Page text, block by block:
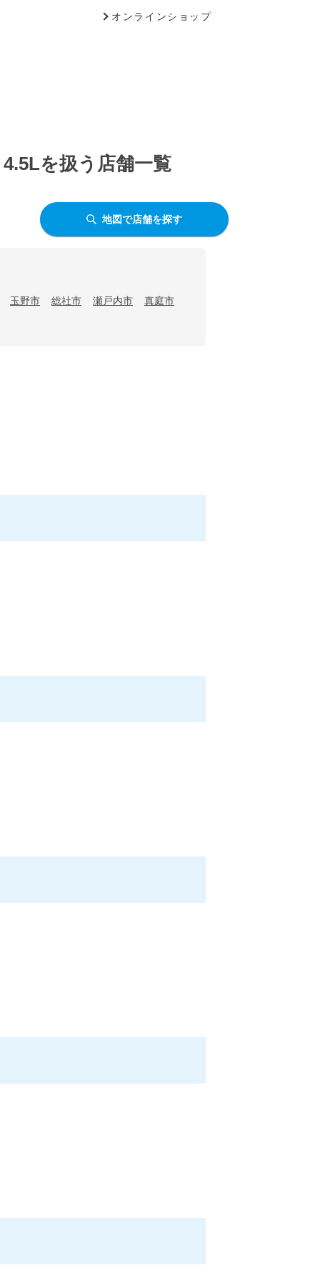
オンラインショップ
を扱う店舗一覧
地図で店舗を探す
玉野市 総社市 瀬戸内市 真庭市